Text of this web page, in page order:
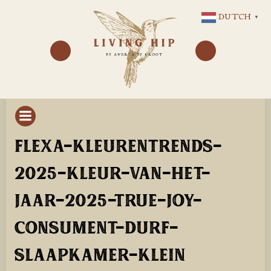
NAAR
DE
INHOUD
FLEXA-KLEURENTRENDS-
2025-KLEUR-VAN-HET-
JAAR-2025-TRUE-JOY-
CONSUMENT-DURF-
SLAAPKAMER-KLEIN
DUTCH ▼